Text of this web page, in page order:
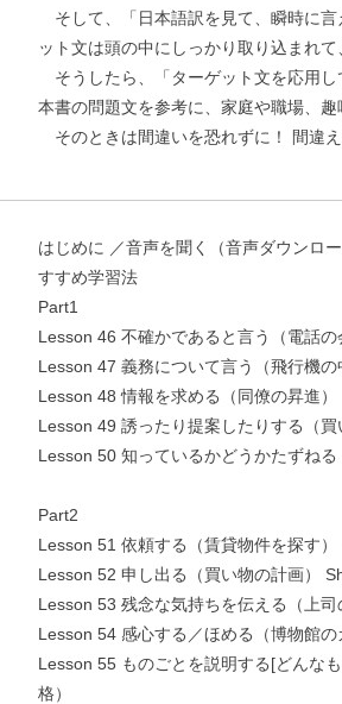
他にも商品を買う
そして、「日本語訳を見て、瞬時に言
ット文は頭の中にしっかり取り込まれ
そうしたら、「ターゲット文を応用し
本書の問題文を参考に、家庭や職場、
そのときは間違いを恐れずに！ 間違
はじめに ／音声を聞く（音声ダウンロ
すすめ学習法
Part1
Lesson 46 不確かであると言う（電話
Lesson 47 義務について言う（飛行機
Lesson 48 情報を求める（同僚の昇進
Lesson 49 誘ったり提案したりする（
Lesson 50 知っているかどうかたずね
Part2
Lesson 51 依頼する（賃貸物件を探す
Lesson 52 申し出る（買い物の計画）
Lesson 53 残念な気持ちを伝える（上司
Lesson 54 感心する／ほめる（博物館
Lesson 55 ものごとを説明する[どんな
格）